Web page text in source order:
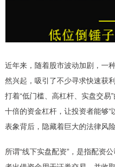
近年来，随着股市波动加剧，一
然兴起，吸引了不少寻求快速获
打着“低门槛、高杠杆、实盘交易
十倍的资金杠杆，让投资者能够“
表象背后，隐藏着巨大的法律风
所谓“线下实盘配资”，是指配资